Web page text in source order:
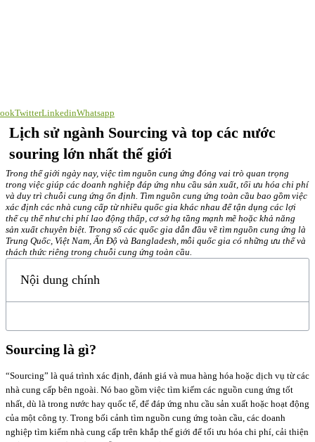
TwitterLinkedinWhatsapp
Lịch sử ngành Sourcing và top các nước
souring lớn nhất thế giới
Trong thế giới ngày nay, việc tìm nguồn cung ứng đóng vai trò quan trọng
trong việc giúp các doanh nghiệp đáp ứng nhu cầu sản xuất, tối ưu hóa chi phí
và duy trì chuỗi cung ứng ổn định. Tìm nguồn cung ứng toàn cầu bao gồm việc
xác định các nhà cung cấp từ nhiều quốc gia khác nhau để tận dụng các lợi
thế cụ thể như chi phí lao động thấp, cơ sở hạ tầng mạnh mẽ hoặc khả năng
sản xuất chuyên biệt. Trong số các quốc gia dẫn đầu về tìm nguồn cung ứng là
Trung Quốc, Việt Nam, Ấn Độ và Bangladesh, mỗi quốc gia có những ưu thế và
thách thức riêng trong chuỗi cung ứng toàn cầu.
Nội dung chính
Sourcing là gì?
“Sourcing” là quá trình xác định, đánh giá và mua hàng hóa hoặc dịch vụ từ các
nhà cung cấp bên ngoài. Nó bao gồm việc tìm kiếm các nguồn cung ứng tốt
nhất, dù là trong nước hay quốc tế, để đáp ứng nhu cầu sản xuất hoặc hoạt động
của một công ty. Trong bối cảnh tìm nguồn cung ứng toàn cầu, các doanh
nghiệp tìm kiếm nhà cung cấp trên khắp thế giới để tối ưu hóa chi phí, cải thiện